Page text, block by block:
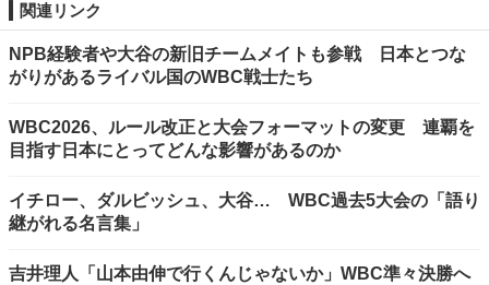
関連リンク
NPB経験者や大谷の新旧チームメイトも参戦 日本とつな
がりがあるライバル国のWBC戦士たち
WBC2026、ルール改正と大会フォーマットの変更 連覇を
目指す日本にとってどんな影響があるのか
イチロー、ダルビッシュ、大谷… WBC過去5大会の「語り
継がれる名言集」
吉井理人「山本由伸で行くんじゃないか」WBC準々決勝へ